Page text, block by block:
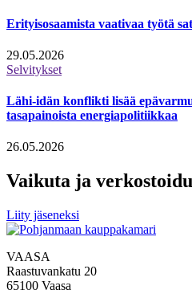
Erityisosaamista vaativaa työtä
29.05.2026
Selvitykset
Lähi-idän konflikti lisää
tasapainoista energiapolitiikkaa
26.05.2026
Vaikuta ja verkostoidu
Liity jäseneksi
VAASA
Raastuvankatu 20
65100 Vaasa